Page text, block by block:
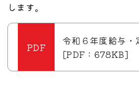
します。
令和６年度給与・
[PDF：678KB]